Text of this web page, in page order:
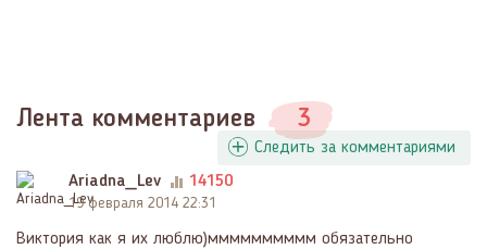
Лента комментариев 3
Следить за комментариями
Ariadna_Lev
14150
19 февраля 2014 22:31
Виктория как я их люблю)мммммммммм обязательно